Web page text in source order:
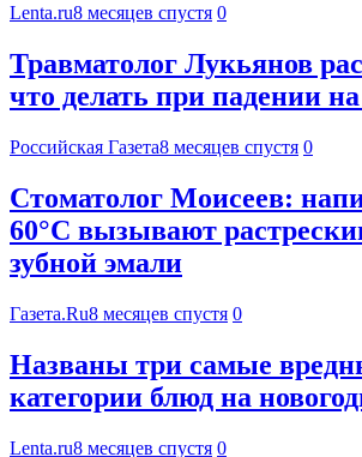
Lenta.ru8 месяцев спустя 0
Травматолог Лукьянов
что делать при падении
Российская Газета8 месяцев спустя 0
Стоматолог Моисеев:
60°C вызывают
зубной эмали
Газета.Ru8 месяцев спустя 0
Названы три самые
категории блюд на
Lenta.ru8 месяцев спустя 0